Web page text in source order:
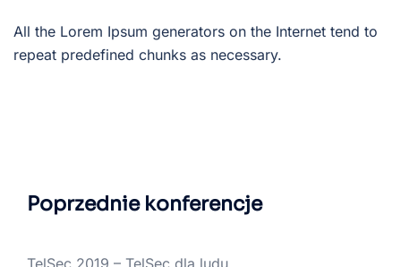
All the Lorem Ipsum generators on the Internet tend to
repeat predefined chunks as necessary.
Poprzednie konferencje
TelSec 2019 – TelSec dla ludu